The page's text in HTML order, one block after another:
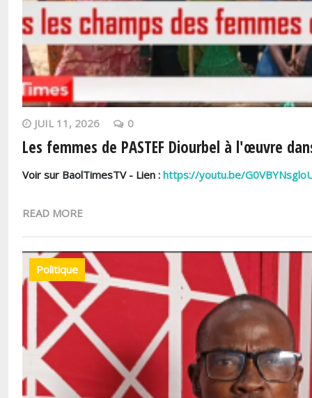
JUIL 11, 2026 0
Les femmes de PASTEF Diourbel à l'œuvre
Voir sur BaolTimesTV - Lien : https://youtu.be/
READ MORE
Politique